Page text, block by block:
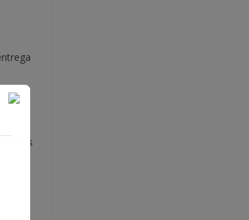
todas